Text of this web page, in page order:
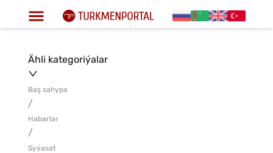
Ähli kategoriýalar
Baş sahypa
/
Habarlar
/
Syýasat